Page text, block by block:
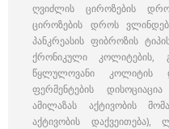
ღვიძლის ციროზების
ციროზების დროს
პანკრეასის ფიბროზის
ქრონიკული კოლიტების,
წყლულოვანი კოლიტის
ფერმენტების
ამილაზას აქტივობის
აქტივობის დაქვეითება),